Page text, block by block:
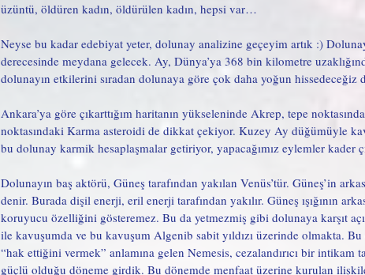
üzüntü, öldüren kadın, öldürülen kadın, hepsi var…
Neyse bu kadar edebiyat yeter, dolunay analizine geçeyim artık :)
derecesinde meydana gelecek. Ay, Dünya’ya 368 bin kilometre
dolunayın etkilerini sıradan dolunaya göre çok daha yoğun hissedeceğiz
Ankara’ya göre çıkarttığım haritanın yükseleninde Akrep, tepe
noktasındaki Karma asteroidi de dikkat çekiyor. Kuzey Ay düğümüyle
bu dolunay karmik hesaplaşmalar getiriyor, yapacağımız eylemler
Dolunayın baş aktörü, Güneş tarafından yakılan Venüs’tür. Güneş’in
denir. Burada dişil enerji, eril enerji tarafından yakılır. Güneş ışığının
koruyucu özelliğini gösteremez. Bu da yetmezmiş gibi dolunaya karşıt
ile kavuşumda ve bu kavuşum Algenib sabit yıldızı üzerinde olmakta.
“hak ettiğini vermek” anlamına gelen Nemesis, cezalandırıcı bir intikam
güçlü olduğu döneme girdik. Bu dönemde menfaat üzerine kurulan